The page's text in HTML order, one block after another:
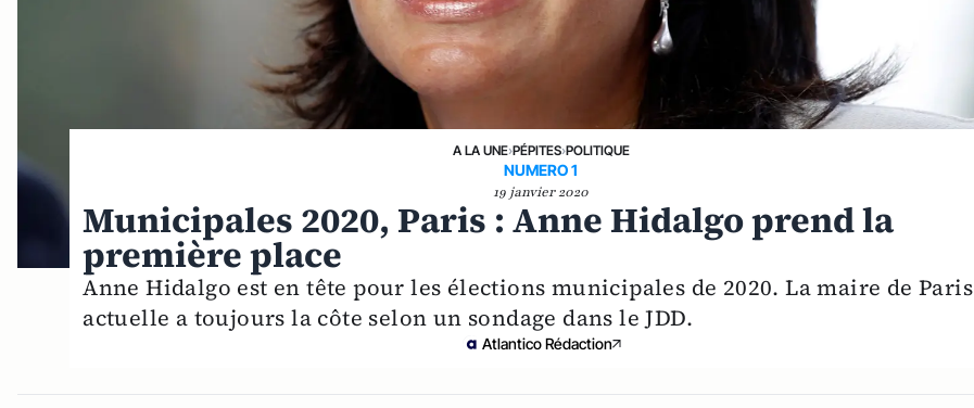
A LA UNE›PÉPITES›POLITIQUE
NUMERO 1
19 janvier 2020
Municipales 2020, Paris : Anne Hidalgo prend la
première place
Anne Hidalgo est en tête pour les élections municipales de 2020. La maire de Paris
actuelle a toujours la côte selon un sondage dans le JDD.
Atlantico Rédaction